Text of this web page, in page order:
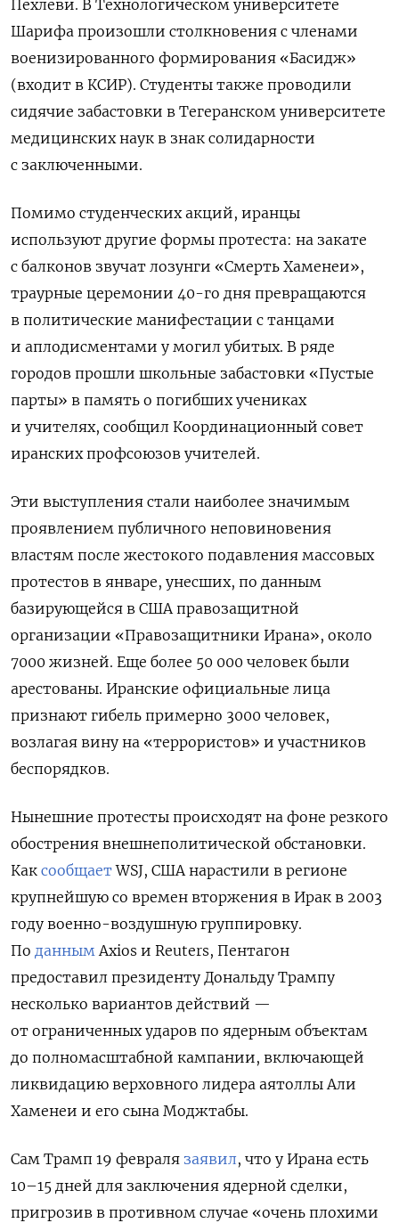
Пехлеви. В Технологическом университете
Шарифа произошли столкновения с членами
военизированного формирования «Басидж»
(входит в КСИР). Студенты также проводили
сидячие забастовки в Тегеранском университете
медицинских наук в знак солидарности
с заключенными.
Помимо студенческих акций, иранцы
используют другие формы протеста: на закате
с балконов звучат лозунги «Смерть Хаменеи»,
траурные церемонии 40-го дня превращаются
в политические манифестации с танцами
и аплодисментами у могил убитых. В ряде
городов прошли школьные забастовки «Пустые
парты» в память о погибших учениках
и учителях, сообщил Координационный совет
иранских профсоюзов учителей.
Эти выступления стали наиболее значимым
проявлением публичного неповиновения
властям после жестокого подавления массовых
протестов в январе, унесших, по данным
базирующейся в США правозащитной
организации «Правозащитники Ирана», около
7000 жизней. Еще более 50 000 человек были
арестованы. Иранские официальные лица
признают гибель примерно 3000 человек,
возлагая вину на «террористов» и участников
беспорядков.
Нынешние протесты происходят на фоне резкого
обострения внешнеполитической обстановки.
Как сообщаетWSJ, США нарастили в регионе
крупнейшую со времен вторжения в Ирак в 2003
году военно-воздушную группировку.
По даннымAxios и Reuters, Пентагон
предоставил президенту Дональду Трампу
несколько вариантов действий —
от ограниченных ударов по ядерным объектам
до полномасштабной кампании, включающей
ликвидацию верховного лидера аятоллы Али
Хаменеи и его сына Моджтабы.
Сам Трамп 19 февраля заявил, что у Ирана есть
10–15 дней для заключения ядерной сделки,
пригрозив в противном случае «очень плохими